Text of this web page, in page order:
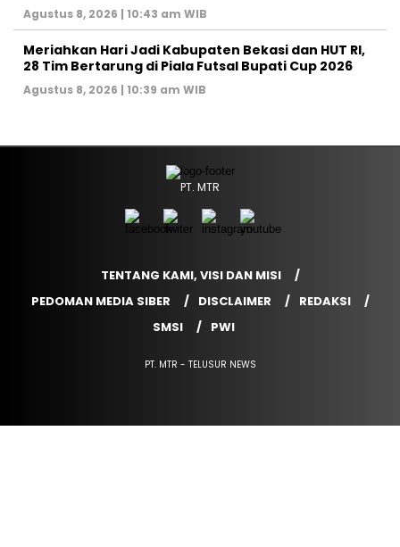
Agustus 8, 2026 | 10:43 am WIB
Meriahkan Hari Jadi Kabupaten Bekasi dan HUT RI,
28 Tim Bertarung di Piala Futsal Bupati Cup 2026
Agustus 8, 2026 | 10:39 am WIB
PT. MTR
TENTANG KAMI, VISI DAN MISI
PEDOMAN MEDIA SIBER
DISCLAIMER
REDAKSI
SMSI
PWI
PT. MTR - TELUSUR NEWS